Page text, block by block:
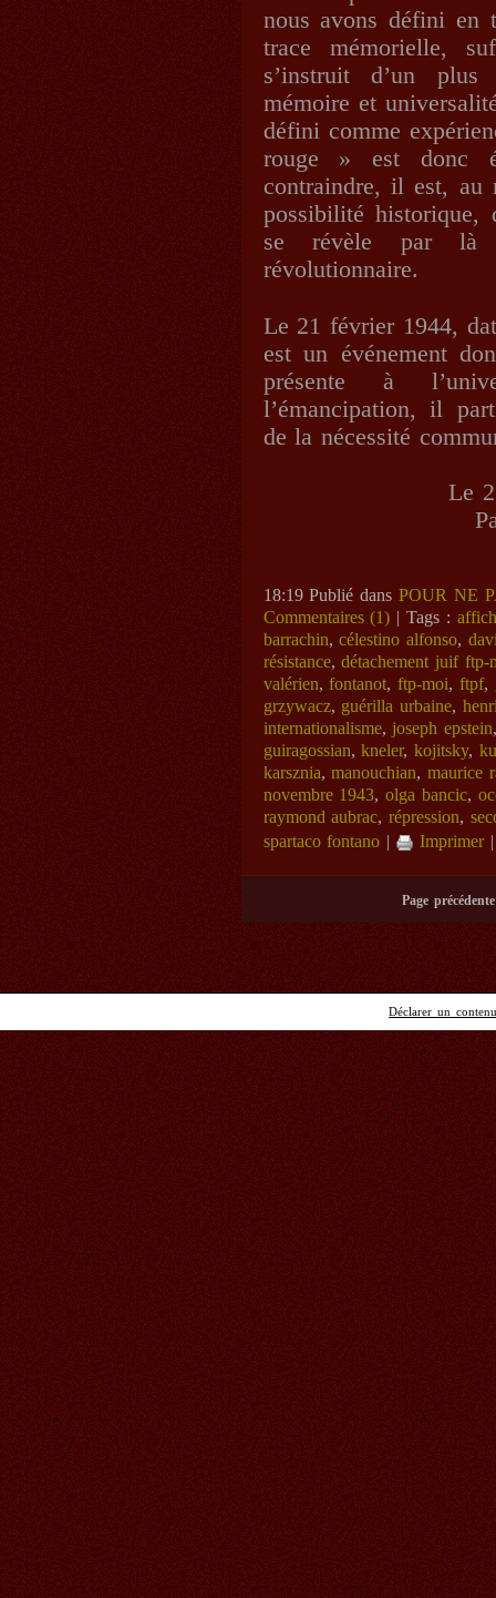
nous avons défini en
trace mémorielle,
s’instruit d’un
mémoire et
défini comme
rouge » est donc
contraindre, il est, au
possibilité historique,
se révèle par là
révolutionnaire.
Le 21 février 1944,
est un événement
présente à
l’émancipation, il
de la nécessité
Le
18:19 Publié dansPOUR NE
Commentaires (1) | Tags :
barrachin,célestino alfonso,
résistance,détachement juif ftp-
valérien,fontanot,ftp-moi,ftpf,
grzywacz, guérilla urbaine,
internationalisme, joseph epstein
guiragossian,kneler,kojitsky,
karsznia,manouchian,maurice
novembre 1943,olga bancic,
raymond aubrac,répression,
spartaco fontano | Imprimer
Page précédente
Déclarer un